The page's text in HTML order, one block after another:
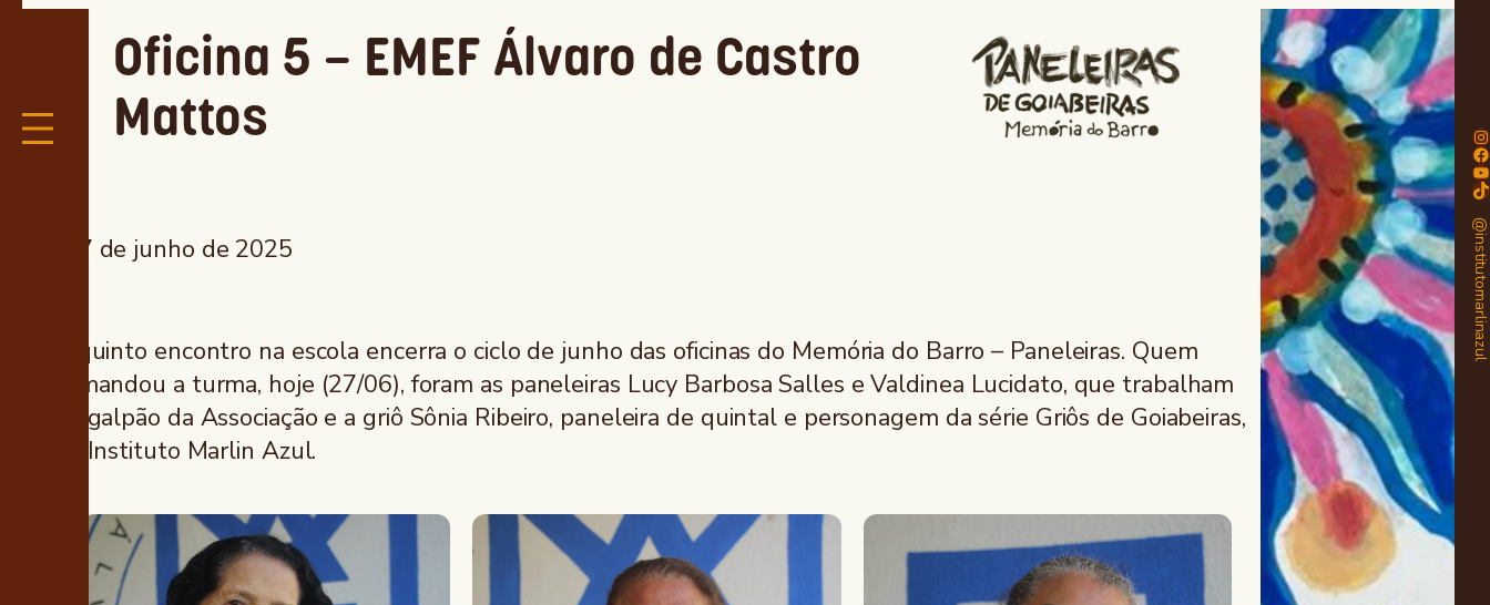
Oficina 5 – EMEF Álvaro de Castro
Mattos
27 de junho de 2025
O quinto encontro na escola encerra o ciclo de junho das oficinas do Memória do Barro – Paneleiras. Quem
comandou a turma, hoje (27/06), foram as paneleiras Lucy Barbosa Salles e Valdinea Lucidato, que trabalham
no galpão da Associação e a griô Sônia Ribeiro, paneleira de quintal e personagem da série Griôs de Goiabeiras,
do Instituto Marlin Azul.
@institutomarlinazul